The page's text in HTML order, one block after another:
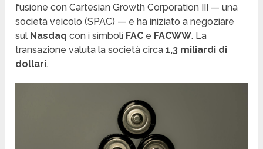
fusione con Cartesian Growth Corporation III — una
società veicolo (SPAC) — e ha iniziato a negoziare
sul Nasdaq con i simboli FAC e FACWW. La
transazione valuta la società circa1,3 miliardi di
dollari.